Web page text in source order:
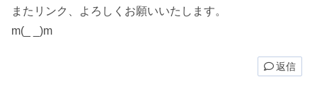
またリンク、よろしくお願いいたします。
m(_ _)m
返信